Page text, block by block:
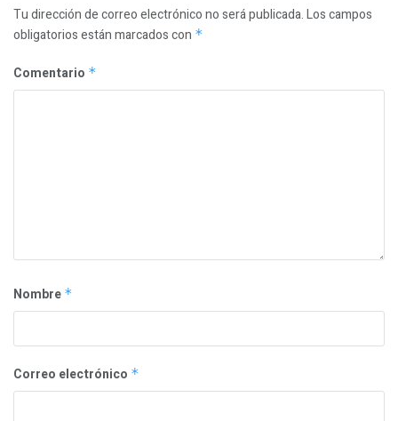
Tu dirección de correo electrónico no será publicada.Los campos
obligatorios están marcados con *
Comentario *
Nombre *
Correo electrónico *